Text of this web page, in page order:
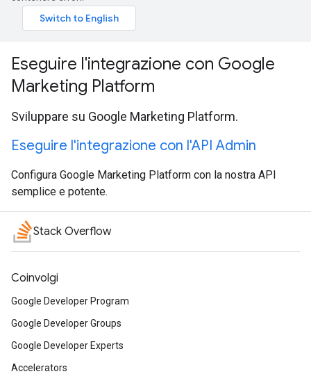
Eseguire l'integrazione con Google
Marketing Platform
Sviluppare su Google Marketing Platform.
Eseguire l'integrazione con l'API Admin
Configura Google Marketing Platform con la nostra API
semplice e potente.
Stack Overflow
Coinvolgi
Google Developer Program
Google Developer Groups
Google Developer Experts
Accelerators